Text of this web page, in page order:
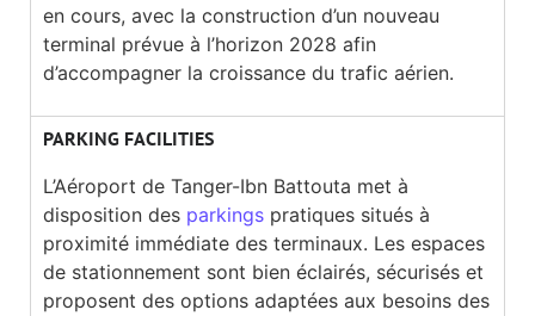
en cours, avec la construction d’un nouveau
terminal prévue à l’horizon 2028 afin
d’accompagner la croissance du trafic aérien.
PARKING FACILITIES
L’Aéroport de Tanger-Ibn Battouta met à
disposition des parkings pratiques situés à
proximité immédiate des terminaux. Les espaces
de stationnement sont bien éclairés, sécurisés et
proposent des options adaptées aux besoins des